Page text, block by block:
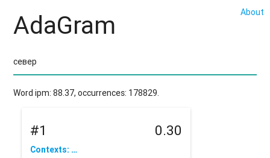
About
AdaGram
Word ipm: 88.37, occurrences: 178829.
#1 0.30
Contexts: …